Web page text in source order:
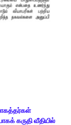
கருதி வீதியில்